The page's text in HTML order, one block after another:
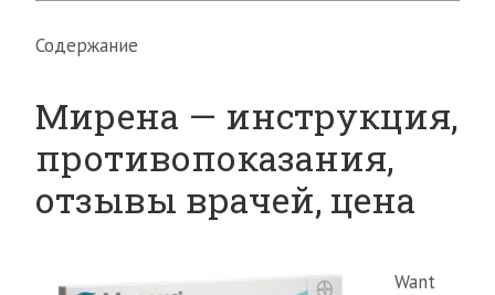
Содержание
Мирена — инструкция,
противопоказания,
отзывы врачей, цена
Want